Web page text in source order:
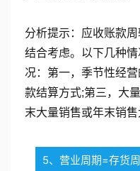
分析提示：应收账款
结合考虑。以下几种
况：第一，季节性经
款结算方式;第三，大
末大量销售或年末销售
5、营业周期=存货